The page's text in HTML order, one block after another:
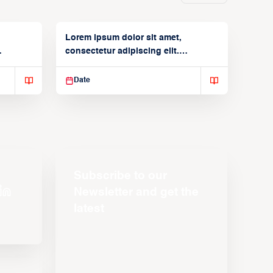
Lorem ipsum dolor sit amet,
consectetur adipiscing elit.
Date